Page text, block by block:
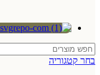
בחר קטגוריה